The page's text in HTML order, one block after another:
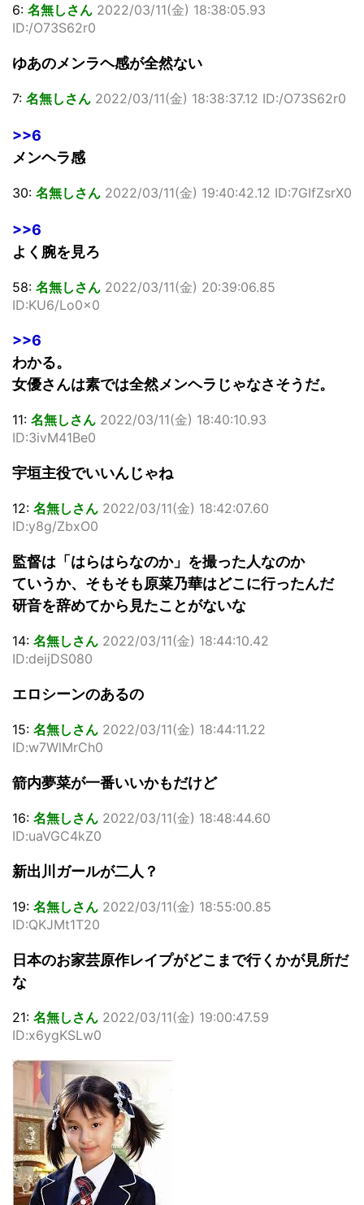
6: 名無しさん 2022/03/11(金) 18:38:05.93
ID:/O73S62r0
ゆあのメンラヘ感が全然ない
7: 名無しさん 2022/03/11(金) 18:38:37.12 ID:/O73S62r0
>>6
メンヘラ感
30: 名無しさん 2022/03/11(金) 19:40:42.12 ID:7GIfZsrX0
>>6
よく腕を見ろ
58: 名無しさん 2022/03/11(金) 20:39:06.85
ID:KU6/Lo0x0
>>6
わかる。
女優さんは素では全然メンヘラじゃなさそうだ。
11: 名無しさん 2022/03/11(金) 18:40:10.93
ID:3ivM41Be0
宇垣主役でいいんじゃね
12: 名無しさん 2022/03/11(金) 18:42:07.60
ID:y8g/ZbxO0
監督は「はらはらなのか」を撮った人なのか
ていうか、そもそも原菜乃華はどこに行ったんだ
研音を辞めてから見たことがないな
14: 名無しさん 2022/03/11(金) 18:44:10.42
ID:deijDS080
エロシーンのあるの
15: 名無しさん 2022/03/11(金) 18:44:11.22
ID:w7WlMrCh0
箭内夢菜が一番いいかもだけど
16: 名無しさん 2022/03/11(金) 18:48:44.60
ID:uaVGC4kZ0
新出川ガールが二人？
19: 名無しさん 2022/03/11(金) 18:55:00.85
ID:QKJMt1T20
日本のお家芸原作レイプがどこまで行くかが見所だ
な
21: 名無しさん 2022/03/11(金) 19:00:47.59
ID:x6ygKSLw0